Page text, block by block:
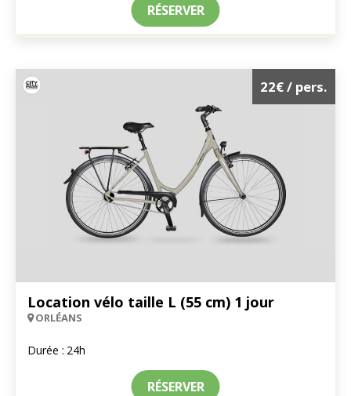
RÉSERVER
Location vélo taille L (55 cm) 1 jour
ORLÉANS
22€/ pers.
Durée : 24h
RÉSERVER